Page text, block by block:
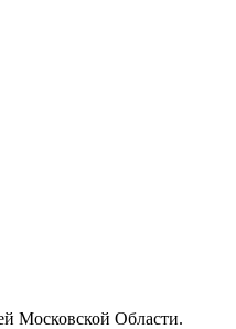
Московской Области.